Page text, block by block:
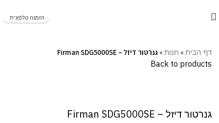
הזמנה טלפונית
דף הבית » חנות » גנרטור דיזל – Firman SDG5000SE
Back to products
גנרטור דיזל – Firman SDG5000SE